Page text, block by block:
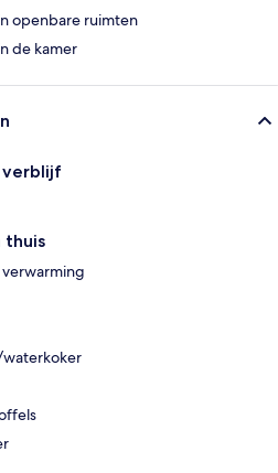
openbare ruimten
de kamer
verblijf
thuis